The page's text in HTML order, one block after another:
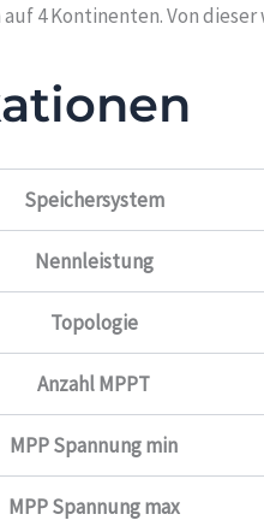
4 Kontinenten. Von
Speichersystem
Nennleistung
Topologie
Anzahl MPPT
MPP Spannung min
MPP Spannung max